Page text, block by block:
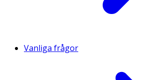
Vanliga frågor